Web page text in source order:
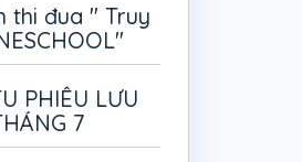
thi đua " Truy
PHIÊU LƯU
7